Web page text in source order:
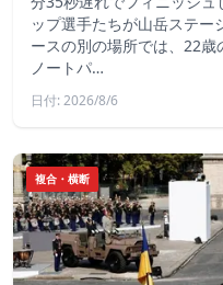
ップ選手たちが山岳ステー
ースの別の場所では、22
ノートパ…
日付: 2026/8/6
複合・横断